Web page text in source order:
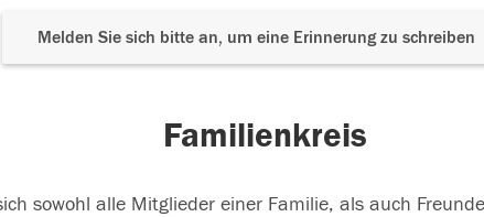
Melden Sie sich bitte an, um eine Erinnerung zu schreiben
Familienkreis
sowohl alle Mitglieder einer Familie, als auch